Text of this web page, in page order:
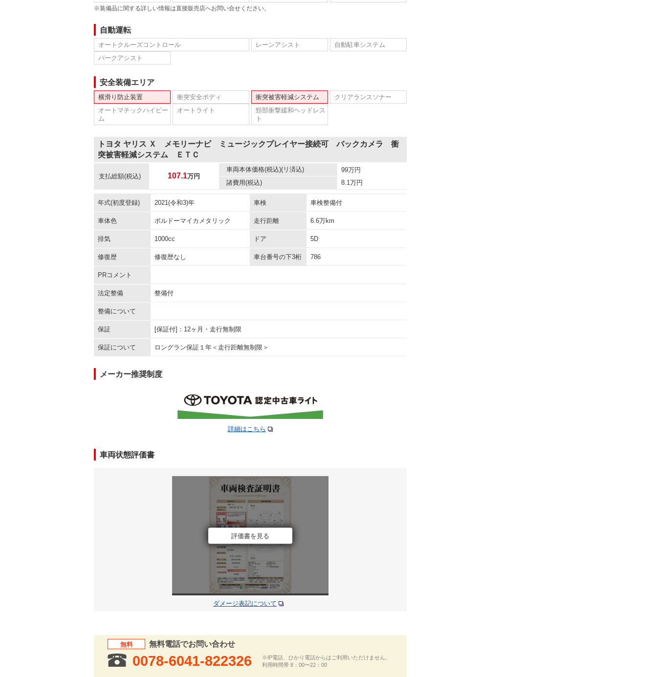
※装備品に関する詳しい情報は直接販売店へお問い合せください。
自動運転
オートクルーズコントロール レーンアシスト
自動駐車システム
パークアシスト
安全装備エリア
横滑り防止装置 衝突安全ボディ 衝突被害軽減システム
クリアランスソナー
オートマチックハイビー
ム
オートライト
頸部衝撃緩和ヘッドレス
ト
トヨタ ヤリス Ｘ メモリーナビ ミュージックプレイヤー接続可 バックカメラ 衝
突被害軽減システム ＥＴＣ
支払総額(税込) 107.1万円
車両本体価格(税込)(リ済込) 99万円
諸費用(税込) 8.1万円
年式(初度登録) 2021(令和3)年 車検 車検整備付
車体色 ボルドーマイカメタリック 走行距離 6.6万km
排気 1000cc ドア 5D
修復歴 修復歴なし 車台番号の下3桁 786
PRコメント
法定整備 整備付
整備について
保証 [保証付]：12ヶ月・走行無制限
保証について ロングラン保証１年＜走行距離無制限＞
メーカー推奨制度
詳細はこちら
車両状態評価書
評価書を見る
ダメージ表記について
無料 無料電話でお問い合わせ
0078-6041-822326
※IP電話、ひかり電話からはご利用いただけません。
利用時間帯 8：00〜22：00